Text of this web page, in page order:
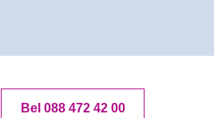
Bel 088 472 42 00